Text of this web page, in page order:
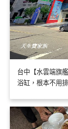
台中【水雲端旗
浴缸，根本不用